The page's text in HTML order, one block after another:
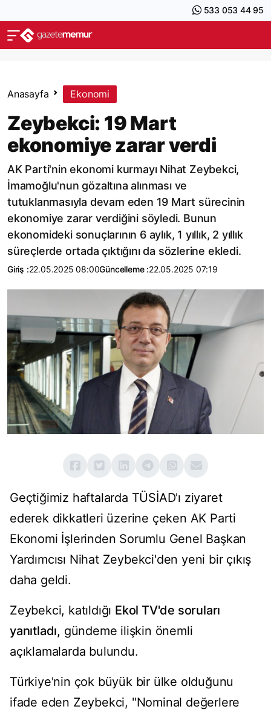
533 053 44 95
Anasayfa Ekonomi
Zeybekci: 19 Mart
ekonomiye zarar verdi
AK Parti'nin ekonomi kurmayı Nihat Zeybekci,
İmamoğlu'nun gözaltına alınması ve
tutuklanmasıyla devam eden 19 Mart sürecinin
ekonomiye zarar verdiğini söyledi. Bunun
ekonomideki sonuçlarının 6 aylık, 1 yıllık, 2 yıllık
süreçlerde ortada çıktığını da sözlerine ekledi.
Giriş :22.05.2025 08:00Güncelleme :22.05.2025 07:19
Geçtiğimiz haftalarda TÜSİAD'ı ziyaret
ederek dikkatleri üzerine çeken AK Parti
Ekonomi İşlerinden Sorumlu Genel Başkan
Yardımcısı Nihat Zeybekci'den yeni bir çıkış
daha geldi.
Zeybekci, katıldığı Ekol TV'de soruları
yanıtladı, gündeme ilişkin önemli
açıklamalarda bulundu.
Türkiye'nin çok büyük bir ülke olduğunu
ifade eden Zeybekci, "Nominal değerlere